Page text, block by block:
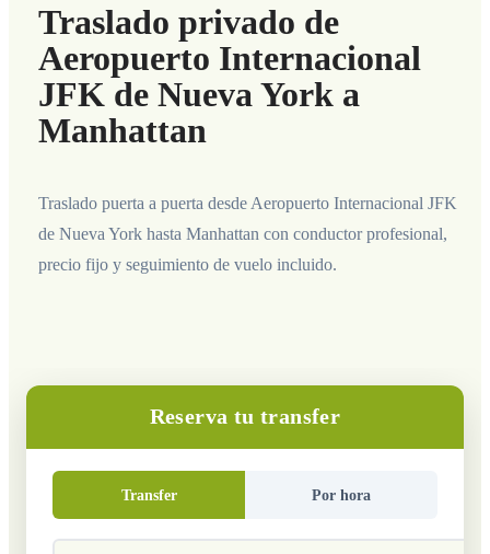
Traslado privado de
Aeropuerto Internacional
JFK de Nueva York a
Manhattan
Traslado puerta a puerta desde Aeropuerto Internacional JFK
de Nueva York hasta Manhattan con conductor profesional,
precio fijo y seguimiento de vuelo incluido.
Reserva tu transfer
Transfer Por hora